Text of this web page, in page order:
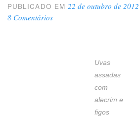
PUBLICADO EM 22 de outubro de 2012
8 Comentários
Uvas
assadas
com
alecrim e
figos